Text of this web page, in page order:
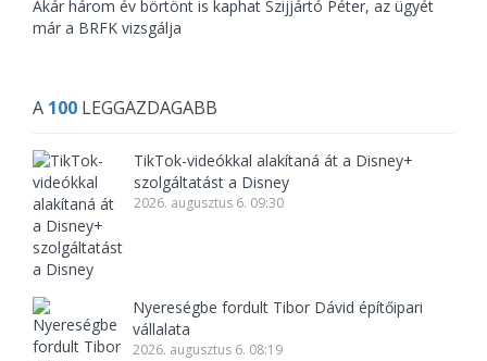
Akár három év börtönt is kaphat Szijjártó Péter, az ügyét
már a BRFK vizsgálja
A 100 LEGGAZDAGABB
TikTok-videókkal alakítaná át a Disney+
szolgáltatást a Disney
2026. augusztus 6. 09:30
Nyereségbe fordult Tibor Dávid építőipari
vállalata
2026. augusztus 6. 08:19